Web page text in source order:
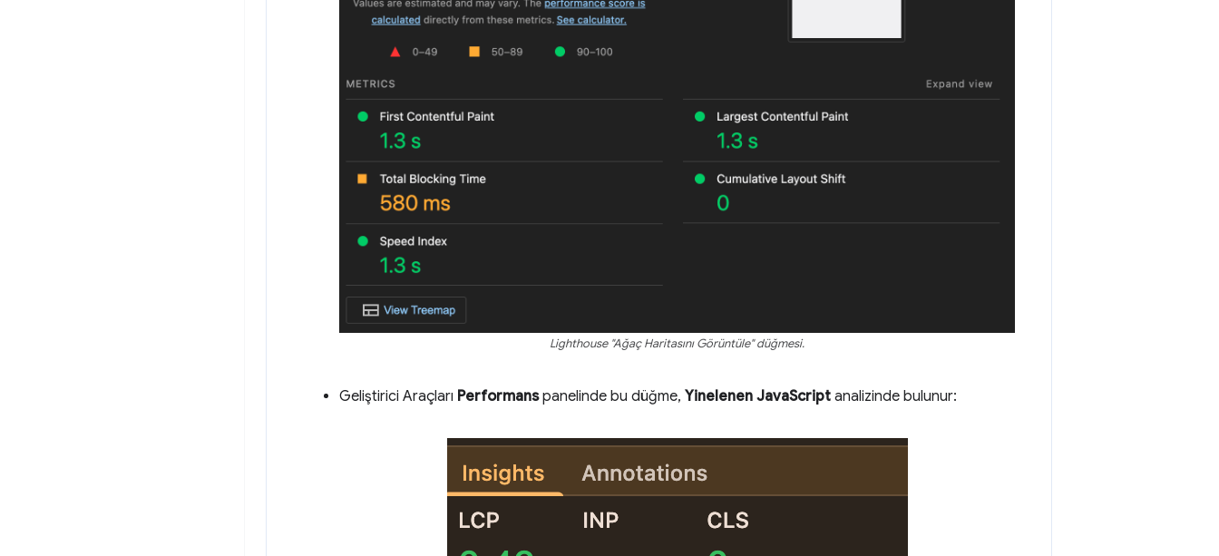
Lighthouse "Ağaç Haritasını Görüntüle" düğmesi.
Geliştirici Araçları Performanspanelinde bu düğme, Yinelenen JavaScript analizinde bulunur: